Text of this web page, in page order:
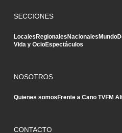
SECCIONES
LocalesRegionalesNacionalesMundo
Vida y OcioEspectáculos
NOSOTROS
Quienes somosFrente a Cano TVFM
CONTACTO